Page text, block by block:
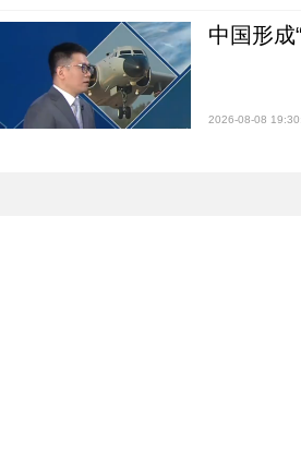
中国形成
2026-08-08